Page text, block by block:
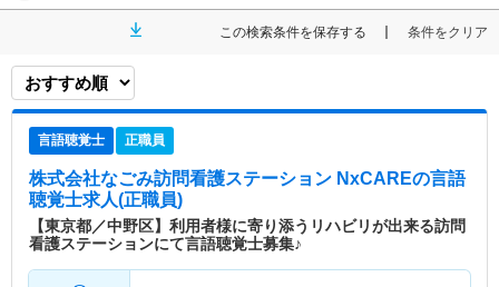
この検索条件を保存する 条件をクリア
言語聴覚士 正職員
株式会社なごみ訪問看護ステーション NxCAREの言語
聴覚士求人(正職員)
【東京都／中野区】利用者様に寄り添うリハビリが出来る訪問
看護ステーションにて言語聴覚士募集♪